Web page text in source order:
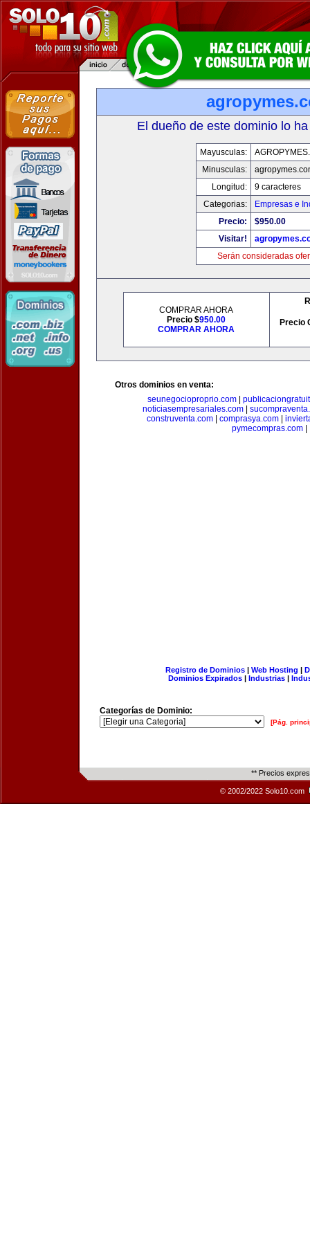
El dueño de este dominio lo
Mayusculas:
Minusculas:
Longitud:
9 caracteres
Categorias:
Empresas e
Precio:
$950.00
Visitar!
Serán consideradas
COMPRAR AHORA
Precio $950.00
COMPRAR AHORA
Precio
Otros dominios en venta:
seunegocioproprio.com
noticiasempresariales.com|
construventa.com| comprasya.com|
pymecompras.com|
Registro de Dominios| Web Hosting |
Dominios Expirados | Industrias |
Categorías de Dominio:
[Pág.
** Precios
© 2002/2022 Solo10.com